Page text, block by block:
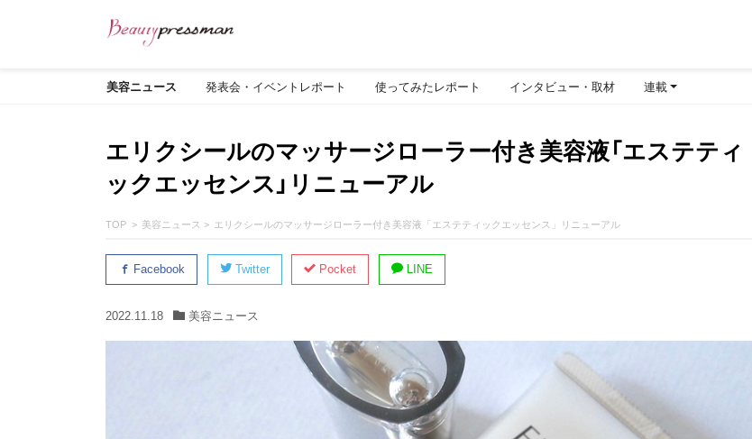
美容ニュース 発表会・イベントレポート 使ってみたレポート インタビュー・取材 連載
エリクシールのマッサージローラー付き美容液「エステティ
ックエッセンス」リニューアル
TOP 美容ニュース エリクシールのマッサージローラー付き美容液「エステティックエッセンス」リニューアル
Facebook Twitter Pocket LINE
2022.11.18 美容ニュース